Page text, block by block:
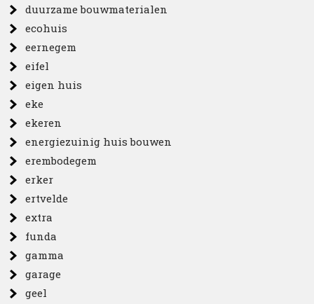
duurzame bouwmaterialen
ecohuis
eernegem
eifel
eigen huis
eke
ekeren
energiezuinig huis bouwen
erembodegem
erker
ertvelde
extra
funda
gamma
garage
geel